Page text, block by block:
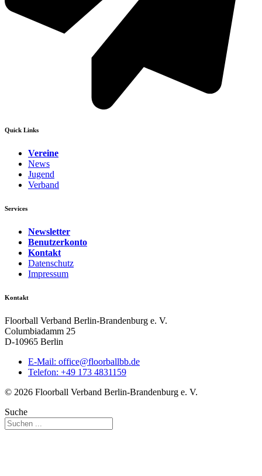
Quick Links
Vereine
News
Jugend
Verband
Services
Newsletter
Benutzerkonto
Kontakt
Datenschutz
Impressum
Kontakt
Floorball Verband Berlin-Brandenburg e. V.
Columbiadamm 25
D-10965 Berlin
E-Mail: ed.bbllabroolf@eciffo
Telefon: +49 173 4831159
© 2026 Floorball Verband Berlin-Brandenburg e. V.
Suche